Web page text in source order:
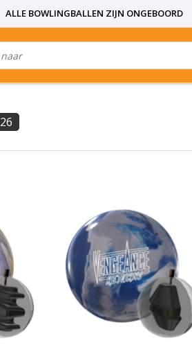
ALLE BOWLINGBALLEN ZIJN ONGEBOORD
26